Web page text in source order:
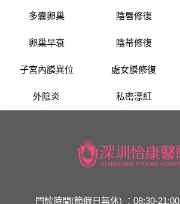
多囊卵巢
卵巢早衰
子宮內膜異位
外陰炎
陰唇修復
陰蒂修復
處女膜修復
私密漂紅
門診時間(節假日無休) ：08:30-21:00